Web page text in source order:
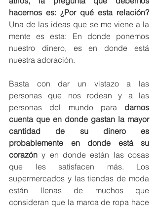
hacernos es: ¿Por qué esta relación?
Una de las ideas que se me viene a la
mente es esta: En donde ponemos
nuestro dinero, es en donde está
nuestra adoración.
Basta con dar un vistazo a las
personas que nos rodean y a las
personas del mundo para darnos
cuenta que en donde gastan la mayor
cantidad de su dinero es
probablemente en donde está su
corazón y en donde están las cosas
que les satisfacen más. Los
supermercados y las tiendas de moda
están llenas de muchos que
consideran que la marca de ropa hace